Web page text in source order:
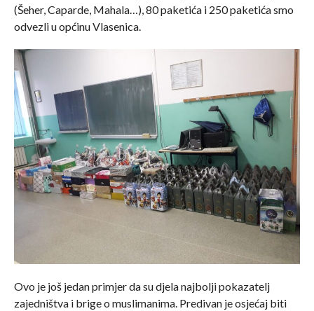
(Šeher, Caparde, Mahala…), 80 paketića i 250 paketića smo
odvezli u općinu Vlasenica.
Ovo je još jedan primjer da su djela najbolji pokazatelj
zajedništva i brige o muslimanima. Predivan je osjećaj biti